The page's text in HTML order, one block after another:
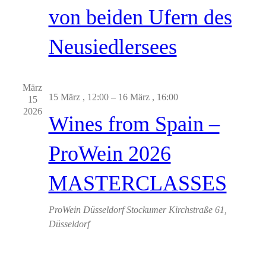
von beiden Ufern des
Neusiedlersees
März
15
2026
15 März , 12:00– 16 März , 16:00
Wines from Spain –
ProWein 2026
MASTERCLASSES
ProWein DüsseldorfStockumer Kirchstraße 61,
Düsseldorf